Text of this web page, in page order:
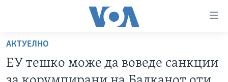
пристапност
Премини
на
АКТУЕЛНО
ЕУ тешко може да воведе санкции